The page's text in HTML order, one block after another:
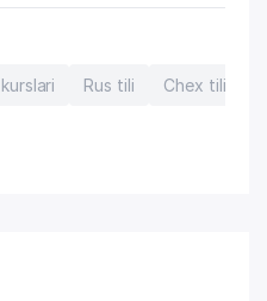
Rus tili Chex tili